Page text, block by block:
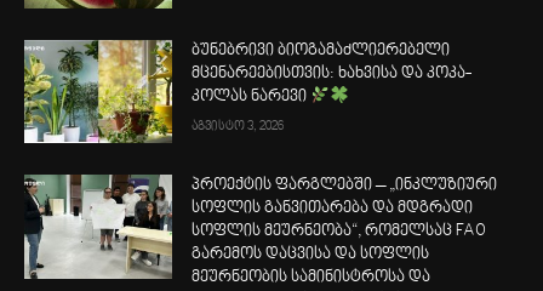
ბუნებრივი ბიოგამაძლიერებელი
მცენარეებისთვის: ხახვისა და კოკა-
კოლას ნარევი
აგვისტო 3, 2026
პროექტის ფარგლებში – „ინკლუზიური
სოფლის განვითარება და მდგრადი
სოფლის მეურნეობა“, რომელსაც FAO
გარემოს დაცვისა და სოფლის
მეურნეობის სამინისტროსა და